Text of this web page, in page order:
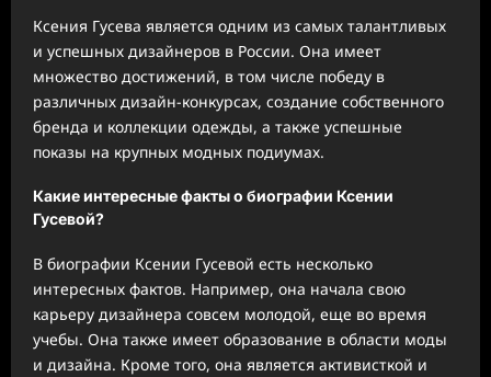
Ксения Гусева является одним из самых талантливых
и успешных дизайнеров в России. Она имеет
множество достижений, в том числе победу в
различных дизайн-конкурсах, создание собственного
бренда и коллекции одежды, а также успешные
показы на крупных модных подиумах.
Какие интересные факты о биографии Ксении
Гусевой?
В биографии Ксении Гусевой есть несколько
интересных фактов. Например, она начала свою
карьеру дизайнера совсем молодой, еще во время
учебы. Она также имеет образование в области моды
и дизайна. Кроме того, она является активисткой и